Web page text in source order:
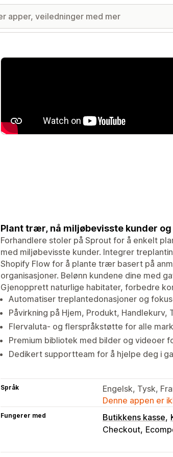
Galleri med fremhevede bilder
Plant trær, nå miljøbevisste kunder
Forhandlere stoler på Sprout for å enkelt
med miljøbevisste kunder. Integrer
Shopify Flow for å plante trær basert på
organisasjoner. Belønn kundene dine med
Gjenopprett naturlige habitater, forbedre
Automatiser treplantedonasjoner og
Påvirkning på Hjem, Produkt,
Flervaluta- og flerspråkstøtte for alle
Premium bibliotek med bilder og videoer
Dedikert supportteam for å hjelpe deg i
Språk
Engelsk, Tysk,
Denne appen er
Fungerer med Butikkens kasse
Checkout